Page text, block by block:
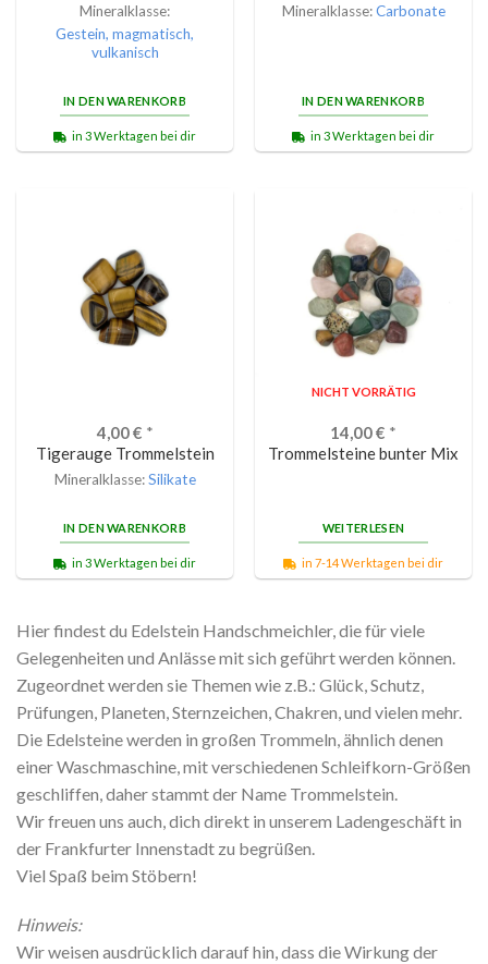
Mineralklasse:
Gestein, magmatisch,
vulkanisch
IN DEN WARENKORB
in 3 Werktagen bei dir
Mineralklasse:Carbonate
IN DEN WARENKORB
in 3 Werktagen bei dir
4,00€ *
Tigerauge Trommelstein
Mineralklasse:Silikate
IN DEN WARENKORB
in 3 Werktagen bei dir
NICHT VORRÄTIG
14,00€ *
Trommelsteine bunter Mix
WEITERLESEN
in 7-14 Werktagen bei dir
Hier findest du Edelstein Handschmeichler, die für viele
Gelegenheiten und Anlässe mit sich geführt werden können.
Zugeordnet werden sie Themen wie z.B.: Glück, Schutz,
Prüfungen, Planeten, Sternzeichen, Chakren, und vielen mehr.
Die Edelsteine werden in großen Trommeln, ähnlich denen
einer Waschmaschine, mit verschiedenen Schleifkorn-Größen
geschliffen, daher stammt der Name Trommelstein.
Wir freuen uns auch, dich direkt in unserem Ladengeschäft in
der Frankfurter Innenstadt zu begrüßen.
Viel Spaß beim Stöbern!
Hinweis:
Wir weisen ausdrücklich darauf hin, dass die Wirkung der